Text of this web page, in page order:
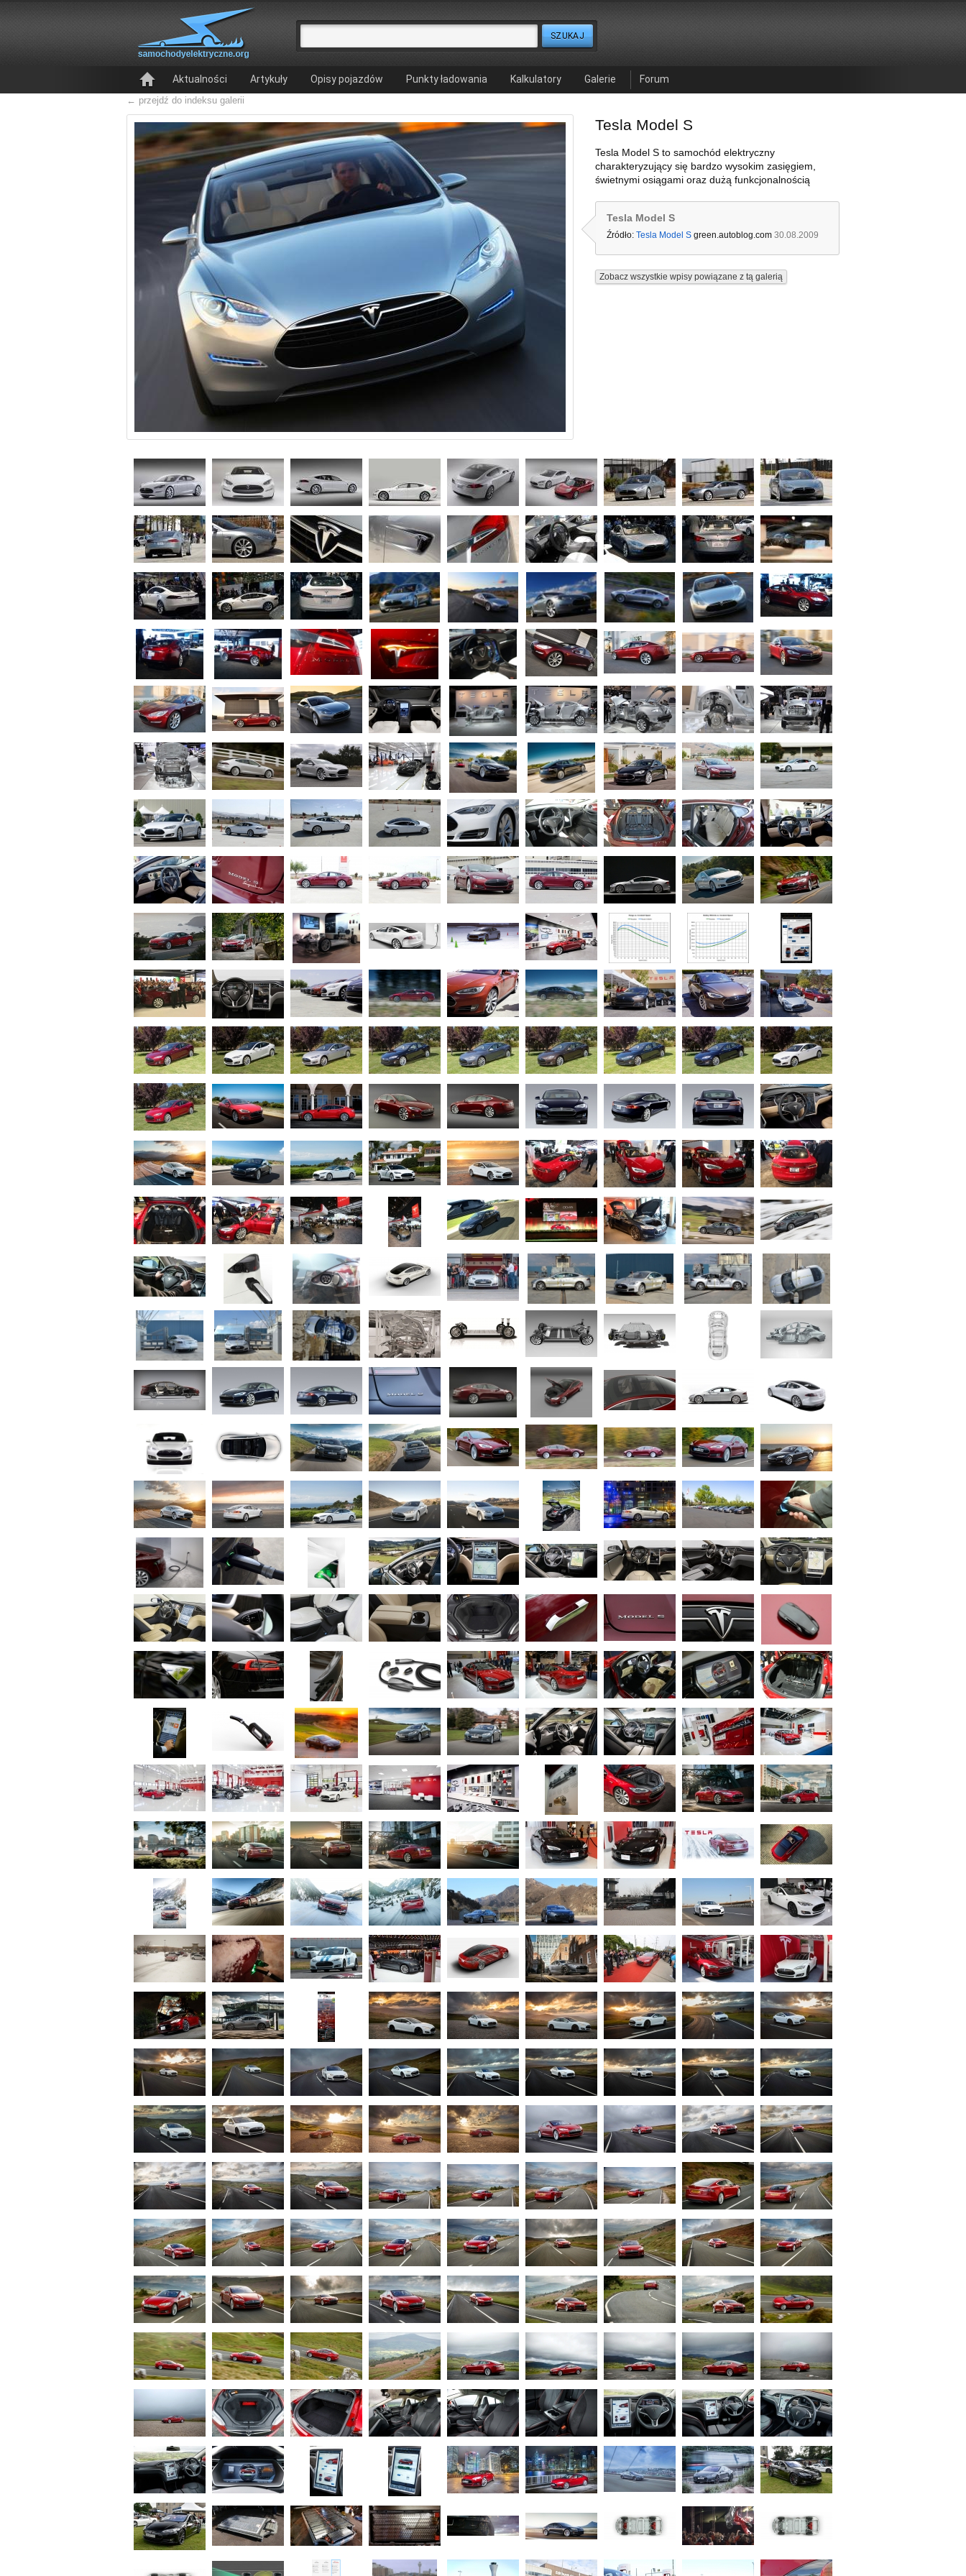
Aktualności Artykuły Opisy pojazdów Punkty ładowania Kalkulatory Galerie Forum
← przejdź do indeksu galerii
Tesla Model S
Tesla Model S to samochód elektryczny
charakteryzujący się bardzo wysokim zasięgiem,
świetnymi osiągami oraz dużą funkcjonalnością
Tesla Model S
Źródło: Tesla Model S green.autoblog.com 30.08.2009
Zobacz wszystkie wpisy powiązane z tą galerią